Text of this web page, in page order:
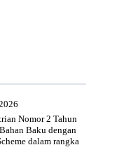
Nomor 2 Tahun
Baku dengan
dalam rangka